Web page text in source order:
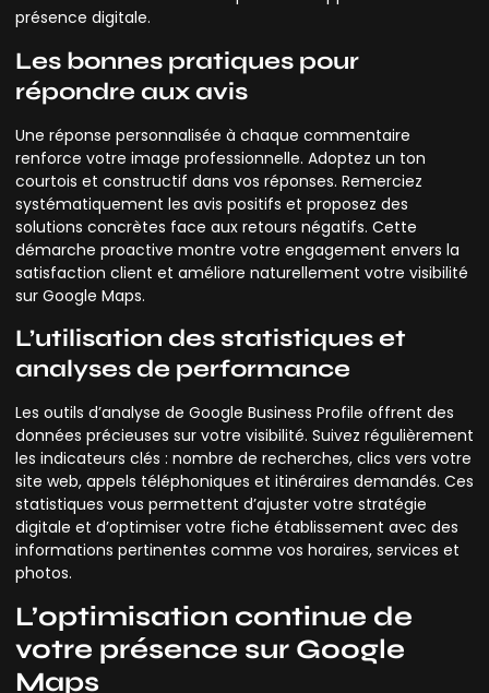
présence digitale.
Les bonnes pratiques pour
répondre aux avis
Une réponse personnalisée à chaque commentaire
renforce votre image professionnelle. Adoptez un ton
courtois et constructif dans vos réponses. Remerciez
systématiquement les avis positifs et proposez des
solutions concrètes face aux retours négatifs. Cette
démarche proactive montre votre engagement envers la
satisfaction client et améliore naturellement votre visibilité
sur Google Maps.
L’utilisation des statistiques et
analyses de performance
Les outils d’analyse de Google Business Profile offrent des
données précieuses sur votre visibilité. Suivez régulièrement
les indicateurs clés : nombre de recherches, clics vers votre
site web, appels téléphoniques et itinéraires demandés. Ces
statistiques vous permettent d’ajuster votre stratégie
digitale et d’optimiser votre fiche établissement avec des
informations pertinentes comme vos horaires, services et
photos.
L’optimisation continue de
votre présence sur Google
Maps